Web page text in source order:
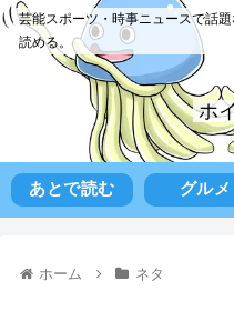
芸能スポーツ・時事ニュースで話
読める。
ホ
あとで読む グルメ
ホーム ネタ